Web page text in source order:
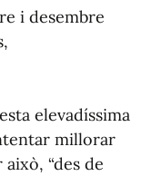
i desembre
elevadíssima
millorar
això, “des de